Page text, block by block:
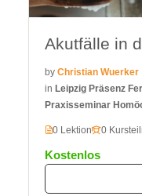
Akutfälle in
by Christian Wuerker
in Leipzig Präsenz
Praxisseminar
0 Lektion 0
Kostenlos